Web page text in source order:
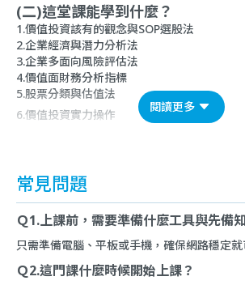
(二)這堂課能學到什麼？
1.價值投資該有的觀念與SOP選股法
2.企業經濟與潛力分析法
3.企業多面向風險評估法
4.價值面財務分析指標
5.股票分類與估值法
6.價值投資實力操作
閱讀更多
常見問題
Ｑ1.上課前，需要準備什麼工具與先備
只需準備電腦、平板或手機，確保網路穩定就
Ｑ2.這門課什麼時候開始上課？